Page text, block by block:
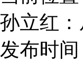
孙立红
发布时